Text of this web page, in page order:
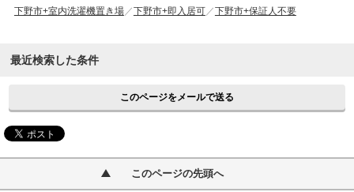
下野市+室内洗濯機置き場
下野市+即入居可 下野市+保証人不要
最近検索した条件
このページをメールで送る
このページの先頭へ